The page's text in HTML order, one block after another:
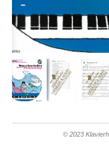
© 2023